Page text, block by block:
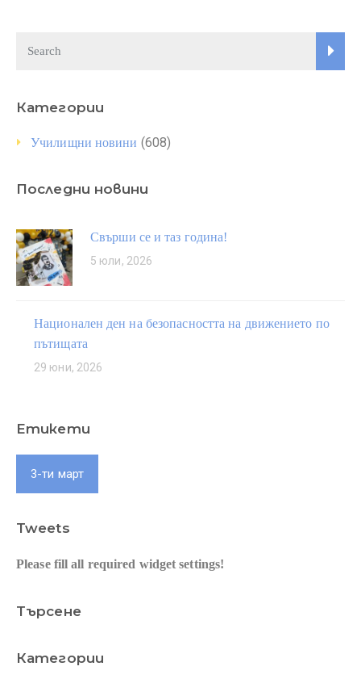
Категории
Училищни новини (608)
Последни новини
Свърши се и таз година!
5 юли, 2026
Национален ден на безопасността на движението по
пътищата
29 юни, 2026
Етикети
3-ти март
Tweets
Please fill all required widget settings!
Търсене
Категории